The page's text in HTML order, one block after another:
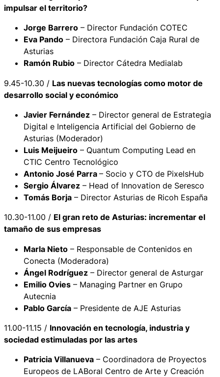
impulsar el territorio?
Jorge Barrero – Director Fundación COTEC
Eva Pando – Directora Fundación Caja Rural de
Asturias
Ramón Rubio – Director Cátedra Medialab
9.45-10.30 / Las nuevas tecnologías como motor de
desarrollo social y económico
Javier Fernández – Director general de Estrategia
Digital e Inteligencia Artificial del Gobierno de
Asturias (Moderador)
Luis Meijueiro – Quantum Computing Lead en
CTIC Centro Tecnológico
Antonio José Parra – Socio y CTO de PixelsHub
Sergio Álvarez – Head of Innovation de Seresco
Tomás Borja – Director Asturias de Ricoh España
10.30-11.00 / El gran reto de Asturias: incrementar el
tamaño de sus empresas
Marla Nieto – Responsable de Contenidos en
Conecta (Moderadora)
Ángel Rodríguez – Director general de Asturgar
Emilio Ovies – Managing Partner en Grupo
Autecnia
Pablo García – Presidente de AJE Asturias
11.00-11.15 / Innovación en tecnología, industria y
sociedad estimuladas por las artes
Patricia Villanueva – Coordinadora de Proyectos
Europeos de LABoral Centro de Arte y Creación